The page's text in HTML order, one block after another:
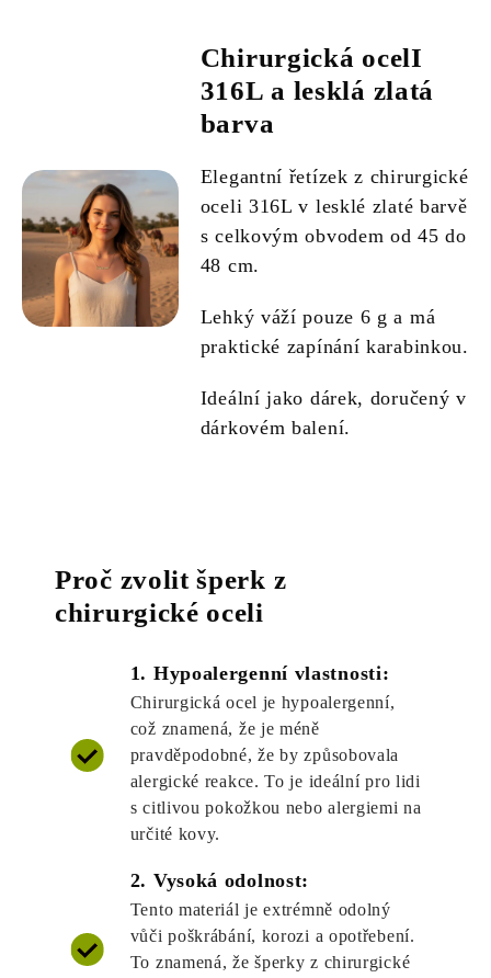
Chirurgická ocelI
316L a lesklá zlatá
barva
Elegantní řetízek z chirurgické
oceli 316L v lesklé zlaté barvě
s celkovým obvodem od 45 do
48 cm.
Lehký váží pouze 6 g a má
praktické zapínání karabinkou.
Ideální jako dárek, doručený v
dárkovém balení.
Proč zvolit šperk z
chirurgické oceli
1. Hypoalergenní vlastnosti:
Chirurgická ocel je hypoalergenní,
což znamená, že je méně
pravděpodobné, že by způsobovala
alergické reakce. To je ideální pro lidi
s citlivou pokožkou nebo alergiemi na
určité kovy.
2. Vysoká odolnost:
Tento materiál je extrémně odolný
vůči poškrábání, korozi a opotřebení.
To znamená, že šperky z chirurgické